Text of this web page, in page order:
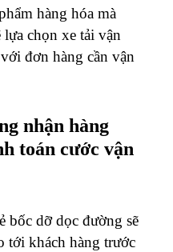
hàng hóa mà
chọn xe tải vận
đơn hàng cần vận
nhận hàng
toán cước vận
bốc dỡ dọc đường sẽ
tới khách hàng trước